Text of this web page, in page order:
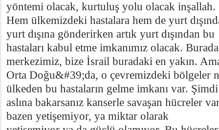
yöntemi olacak, kurtuluş yolu olacak inşallah.
Hem ülkemizdeki hastalara hem de yurt
yurt dışına gönderirken artık yurt dışından bu
hastaları kabul etme imkanımız olacak.
merkezimiz, bize İsrail buradaki en yakın.
Orta Doğu&#39;da, o çevremizdeki bölgeler
ülkeden bu hastaların gelme imkanı var.
aslına bakarsanız kanserle savaşan hücreler
bazen yetişemiyor, ya miktar olarak